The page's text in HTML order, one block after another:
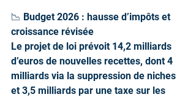
📉 Budget 2026 : hausse d’impôts et
croissance révisée
Le projet de loi prévoit 14,2 milliards
d’euros de nouvelles recettes, dont 4
milliards via la suppression de niches
et 3,5 milliards par une taxe sur les